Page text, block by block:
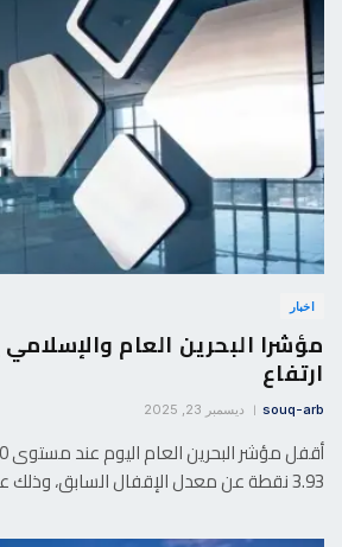
اخبار
مؤشرا البحرين العام
ارتفاع
souq-arb ديسمبر 23, 2025
3.93 نقطة عن معدل الإقفال السابق، وذلك عائد لارتفاع مؤشر…